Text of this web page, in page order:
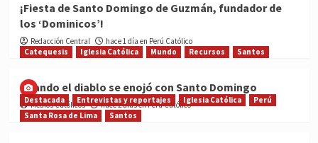
¡Fiesta de Santo Domingo de Guzmán, fundador de
los ‘Dominicos’!
Redacción Central
hace 1 día en Perú Católico
Catequesis
Iglesia Católica Mundo Recursos Santos
Cuando el diablo se enojó con Santo Domingo
Medios Católicos hace 2 días en Perú Católico
Destacada Entrevistas y reportajes Iglesia Católica
Perú
Santa Rosa de Lima
Santos